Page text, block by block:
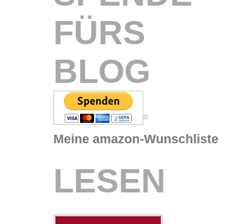
FÜRS
BLOG
Meine amazon-Wunschliste
LESEN